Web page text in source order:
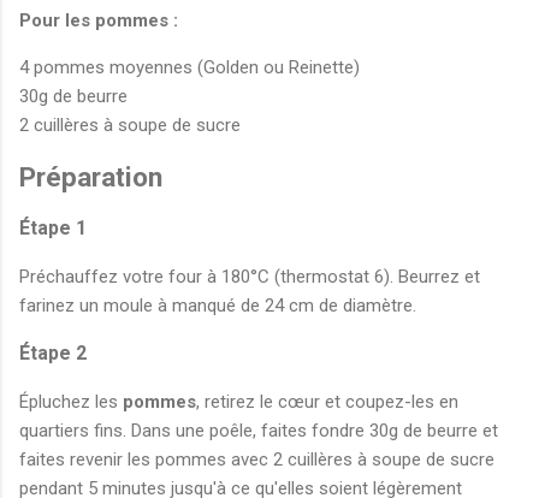
Pour les pommes :
4 pommes moyennes (Golden ou Reinette)
30g de beurre
2 cuillères à soupe de sucre
Préparation
Étape 1
Préchauffez votre four à 180°C (thermostat 6). Beurrez et
farinez un moule à manqué de 24 cm de diamètre.
Étape 2
Épluchez les pommes, retirez le cœur et coupez-les en
quartiers fins. Dans une poêle, faites fondre 30g de beurre et
faites revenir les pommes avec 2 cuillères à soupe de sucre
pendant 5 minutes jusqu'à ce qu'elles soient légèrement